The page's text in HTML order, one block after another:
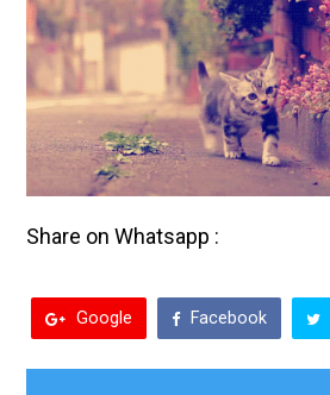
Share on Whatsapp :
Google Facebook